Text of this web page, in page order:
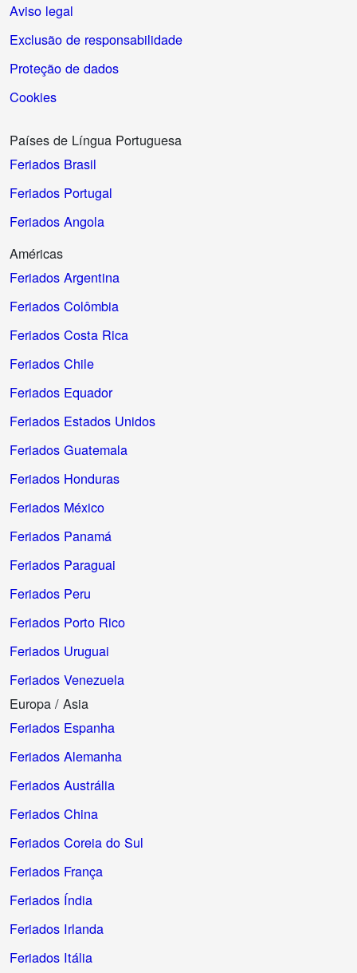
Aviso legal
Exclusão de responsabilidade
Proteção de dados
Cookies
Países de Língua Portuguesa
Feriados Brasil
Feriados Portugal
Feriados Angola
Américas
Feriados Argentina
Feriados Colômbia
Feriados Costa Rica
Feriados Chile
Feriados Equador
Feriados Estados Unidos
Feriados Guatemala
Feriados Honduras
Feriados México
Feriados Panamá
Feriados Paraguai
Feriados Peru
Feriados Porto Rico
Feriados Uruguai
Feriados Venezuela
Europa / Asia
Feriados Espanha
Feriados Alemanha
Feriados Austrália
Feriados China
Feriados Coreia do Sul
Feriados França
Feriados Índia
Feriados Irlanda
Feriados Itália